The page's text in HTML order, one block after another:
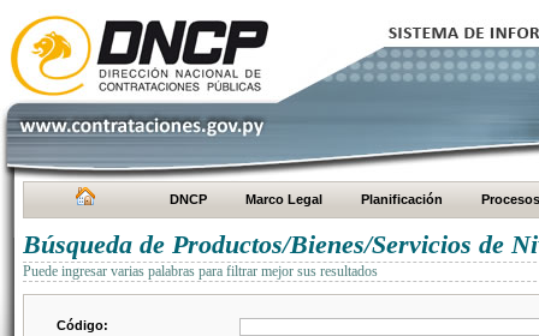
DNCP Marco Legal Planificación Procesos
Búsqueda de Productos/Bienes/Servicios de
Puede ingresar varias palabras para filtrar mejor sus resultados
Código: